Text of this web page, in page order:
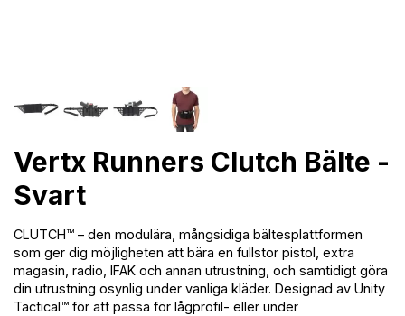
Vertx Runners Clutch Bälte -
Svart
CLUTCH™ – den modulära, mångsidiga bältesplattformen
som ger dig möjligheten att bära en fullstor pistol, extra
magasin, radio, IFAK och annan utrustning, och samtidigt göra
din utrustning osynlig under vanliga kläder. Designad av Unity
Tactical™ för att passa för lågprofil- eller under